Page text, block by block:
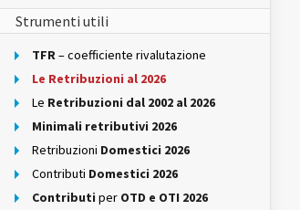
Strumenti utili
TFR– coefficiente rivalutazione
Le Retribuzioni al 2026
Le Retribuzioni dal 2002 al 2026
Minimali retributivi 2026
Retribuzioni Domestici 2026
Contributi Domestici 2026
Contributi per OTD e OTI 2026